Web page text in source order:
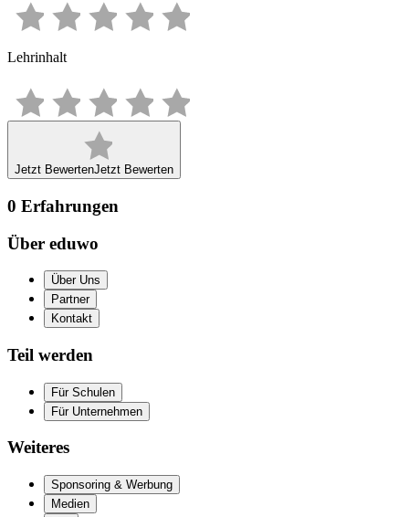
Lehrinhalt
Jetzt BewertenJetzt Bewerten
0 Erfahrungen
Über eduwo
Über Uns
Partner
Kontakt
Teil werden
Für Schulen
Für Unternehmen
Weiteres
Sponsoring & Werbung
Medien